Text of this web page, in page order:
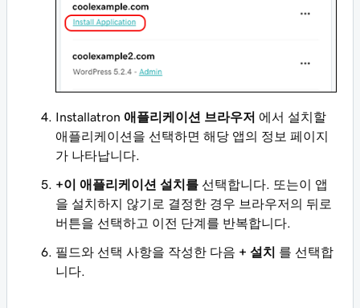
Installatron 애플리케이션 브라우저 에서 설치할
애플리케이션을 선택하면 해당 앱의 정보 페이지
가 나타납니다.
+이 애플리케이션 설치를 선택합니다. 또는이 앱
을 설치하지 않기로 결정한 경우 브라우저의 뒤로
버튼을 선택하고 이전 단계를 반복합니다.
필드와 선택 사항을 작성한 다음 + 설치
를 선택합
니다.